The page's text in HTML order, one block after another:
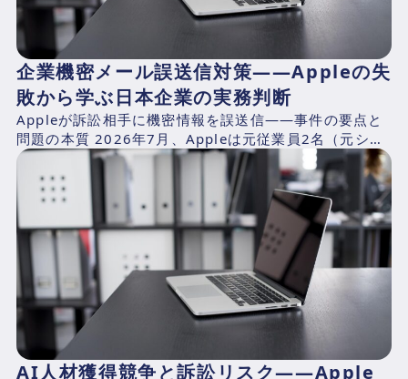
企業機密メール誤送信対策——Appleの失
敗から学ぶ日本企業の実務判断
Appleが訴訟相手に機密情報を誤送信——事件の要点と
問題の本質 2026年7月、Appleは元従業員2名（元シニ
アシステムズエンジニアのChang Liuおよ...
AI人材獲得競争と訴訟リスク――Apple